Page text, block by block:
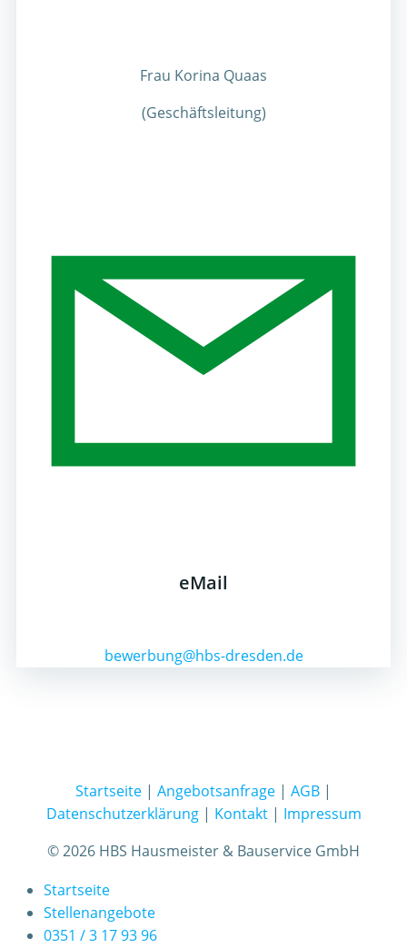
Frau Korina Quaas
(Geschäftsleitung)
eMail
bewerbung@hbs-dresden.de
Startseite | Angebotsanfrage | AGB |
Datenschutzerklärung| Kontakt| Impressum
© 2026 HBS Hausmeister & Bauservice GmbH
Startseite
Stellenangebote
0351 / 3 17 93 96